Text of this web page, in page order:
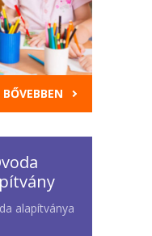
BŐVEBBEN
alapítványa